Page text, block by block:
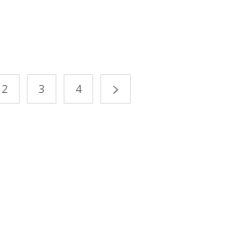
2 3 4